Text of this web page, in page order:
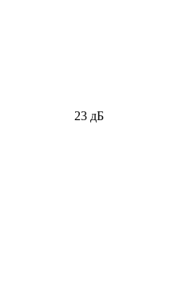
23 дБ